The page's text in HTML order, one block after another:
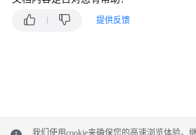
页
防
毒
提供反馈
我们使用cookie来确保您的高速浏览体验。